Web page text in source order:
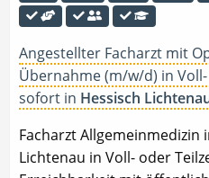
Angestellter Facharzt mit
Übernahme (m/w/d) in
sofort in Hessisch
Facharzt Allgemeinmedizin
Lichtenau in Voll- oder